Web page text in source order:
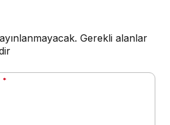
Gerekli alanlar
*